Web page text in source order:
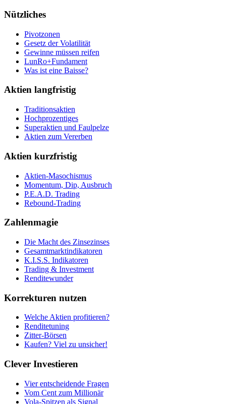
Nützliches
Pivotzonen
Gesetz der Volatilität
Gewinne müssen reifen
LunRo+Fundament
Was ist eine Baisse?
Aktien langfristig
Traditionsaktien
Hochprozentiges
Superaktien und Faulpelze
Aktien zum Vererben
Aktien kurzfristig
Aktien-Masochismus
Momentum, Dip, Ausbruch
P.E.A.D. Trading
Rebound-Trading
Zahlenmagie
Die Macht des Zinsezinses
Gesamtmarktindikatoren
K.I.S.S. Indikatoren
Trading & Investment
Renditewunder
Korrekturen nutzen
Welche Aktien profitieren?
Renditetuning
Zitter-Börsen
Kaufen? Viel zu unsicher!
Clever Investieren
Vier entscheidende Fragen
Vom Cent zum Millionär
Vola-Spitzen als Signal